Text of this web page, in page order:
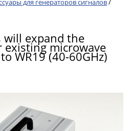
для генераторов сигналов/
will expand the
existing microwave
WR19 (40-60GHz)